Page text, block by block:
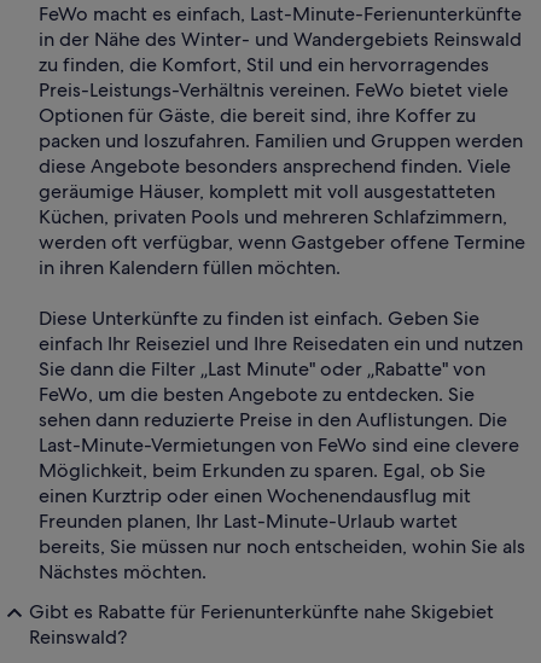
FeWo macht es einfach, Last-Minute-Ferienunterkünfte
in der Nähe des Winter- und Wandergebiets Reinswald
zu finden, die Komfort, Stil und ein hervorragendes
Preis-Leistungs-Verhältnis vereinen. FeWo bietet viele
Optionen für Gäste, die bereit sind, ihre Koffer zu
packen und loszufahren. Familien und Gruppen werden
diese Angebote besonders ansprechend finden. Viele
geräumige Häuser, komplett mit voll ausgestatteten
Küchen, privaten Pools und mehreren Schlafzimmern,
werden oft verfügbar, wenn Gastgeber offene Termine
in ihren Kalendern füllen möchten.
Diese Unterkünfte zu finden ist einfach. Geben Sie
einfach Ihr Reiseziel und Ihre Reisedaten ein und nutzen
Sie dann die Filter „Last Minute" oder „Rabatte" von
FeWo, um die besten Angebote zu entdecken. Sie
sehen dann reduzierte Preise in den Auflistungen. Die
Last-Minute-Vermietungen von FeWo sind eine clevere
Möglichkeit, beim Erkunden zu sparen. Egal, ob Sie
einen Kurztrip oder einen Wochenendausflug mit
Freunden planen, Ihr Last-Minute-Urlaub wartet
bereits, Sie müssen nur noch entscheiden, wohin Sie als
Nächstes möchten.
Gibt es Rabatte für Ferienunterkünfte nahe Skigebiet
Reinswald?